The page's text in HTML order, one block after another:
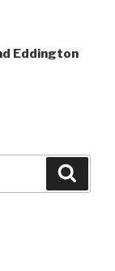
Eddington